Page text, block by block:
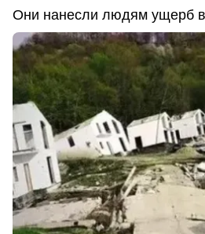
Они нанесли людям ущерб